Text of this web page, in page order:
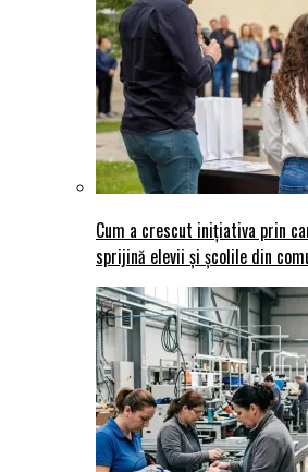
Cum a crescut inițiativa prin
sprijină elevii și școlile din